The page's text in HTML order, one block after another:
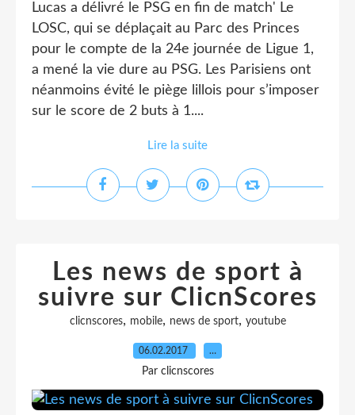
Lucas a délivré le PSG en fin de match' Le
LOSC, qui se déplaçait au Parc des Princes
pour le compte de la 24e journée de Ligue 1,
a mené la vie dure au PSG. Les Parisiens ont
néanmoins évité le piège lillois pour s’imposer
sur le score de 2 buts à 1....
Lire la suite
Les news de sport à
suivre sur ClicnScores
clicnscores, mobile, news de sport, youtube
06.02.2017 …
Par clicnscores